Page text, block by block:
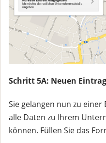
Schritt 5A: Neuen
Sie gelangen nun zu einer
alle Daten zu Ihrem
können. Füllen Sie das